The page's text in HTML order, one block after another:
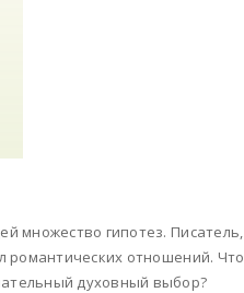
множество гипотез. Писатель,
романтических отношений. Что
духовный выбор?